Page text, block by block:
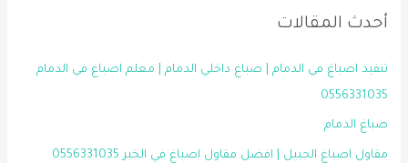
أحدث المقالات
تنفيذ اصباغ في الدمام | صباغ داخلي الدمام | معلم اصباغ في الدمام
0556331035
صباغ الدمام
مقاول اصباغ الجبيل | افضل مقاول اصباغ في الخبر 0556331035